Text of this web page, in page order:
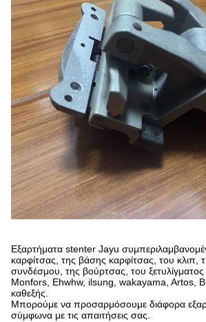
Εξαρτήματα stenter Jayu
καρφίτσας, της βάσης καρφίτσας, του κλιπ,
συνδέσμου, της βούρτσας, του
Monfors, Ehwhw, ilsung, wakayama, Artos,
καθεξής.
Μπορούμε να προσαρμόσουμε διάφορα
σύμφωνα με τις απαιτήσεις σας.